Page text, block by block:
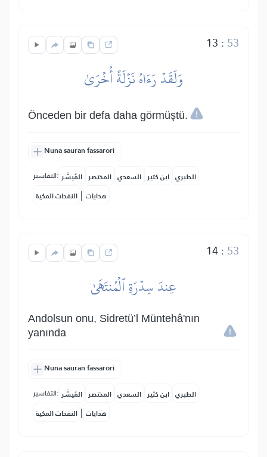
13 : 53
وَلَقَدۡ رَءَاهُ نَزۡلَةً أُخۡرَىٰ
Önceden bir defa daha görmüştü.
Nuna sauran fassarori
التفاسير: المُيسَّر المختصر السعدي ابن كثير الطبري
النفحات المكية | هدايات
14: 53
عِندَ سِدۡرَةِ ٱلۡمُنتَهَىٰ
Andolsun onu, Sidretü’l Müntehâ'nın
yanında
Nuna sauran fassarori
التفاسير: المُيسَّر المختصر السعدي ابن كثير الطبري
النفحات المكية | هدايات